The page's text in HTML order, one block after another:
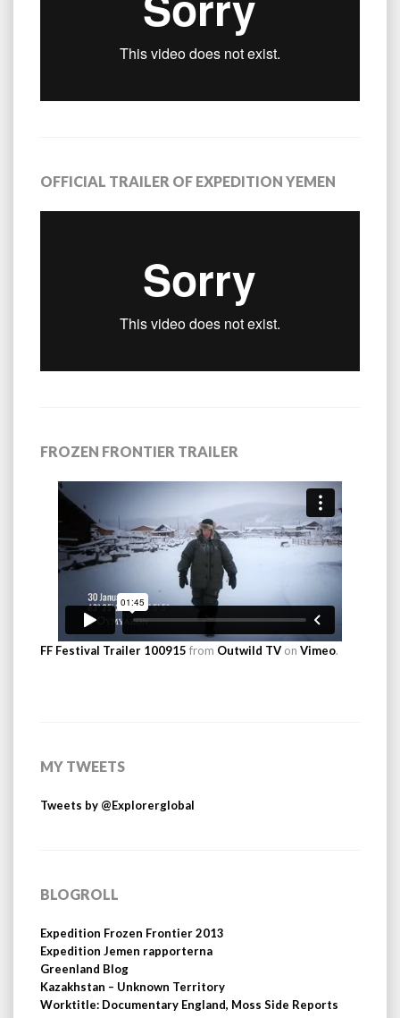
OFFICIAL TRAILER OF EXPEDITION YEMEN
FROZEN FRONTIER TRAILER
FF Festival Trailer 100915 from Outwild TV on Vimeo.
MY TWEETS
Tweets by @Explorerglobal
BLOGROLL
Expedition Frozen Frontier 2013
Expedition Jemen rapporterna
Greenland Blog
Kazakhstan – Unknown Territory
Worktitle: Documentary England, Moss Side Reports